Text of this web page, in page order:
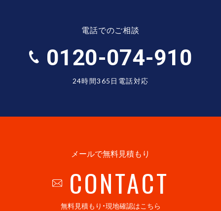
電話でのご相談
0120-074-910
24時間365日電話対応
メールで無料見積もり
CONTACT
無料見積もり・現地確認はこちら